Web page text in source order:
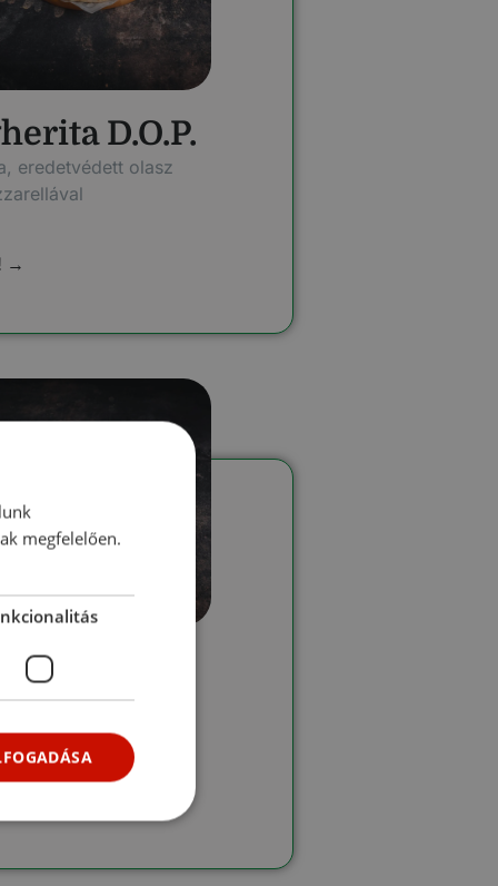
D.O.P.
eredetvédett olasz
→
Crudo
azaz érlelt
díszíti ezt a
megfelelően.